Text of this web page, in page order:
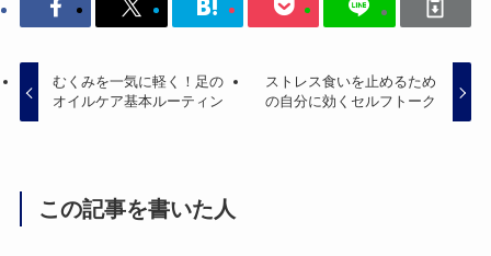
むくみを一気に軽く！足の
オイルケア基本ルーティン
ストレス食いを止めるため
の自分に効くセルフトーク
この記事を書いた人